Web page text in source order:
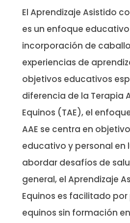
El Aprendizaje Asistido
es un enfoque
incorporación de
experiencias de
objetivos educativos
diferencia de la Terapia
Equinos (TAE), el
AAE se centra en
educativo y personal en
abordar desafíos de
general, el Aprendizaje
Equinos es facilitado
equinos sin formación